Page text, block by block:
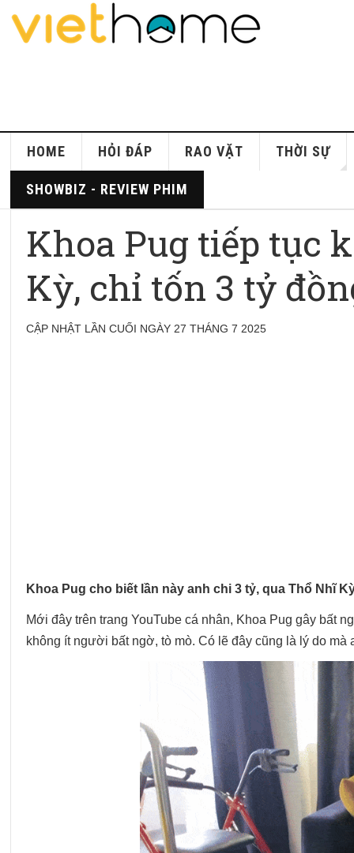
HOME HỎI ĐÁP RAO VẶT THỜI SỰ
SHOWBIZ - REVIEW PHIM
Khoa Pug tiếp tục
Kỳ, chỉ tốn 3 tỷ
CẬP NHẬT LẦN CUỐI NGÀY 27 THÁNG 7 2025
Khoa Pug cho biết lần này anh chi 3 tỷ, qua Thổ Nhĩ
Mới đây trên trang YouTube cá nhân, Khoa Pug gây bất
không ít người bất ngờ, tò mò. Có lẽ đây cũng là lý do